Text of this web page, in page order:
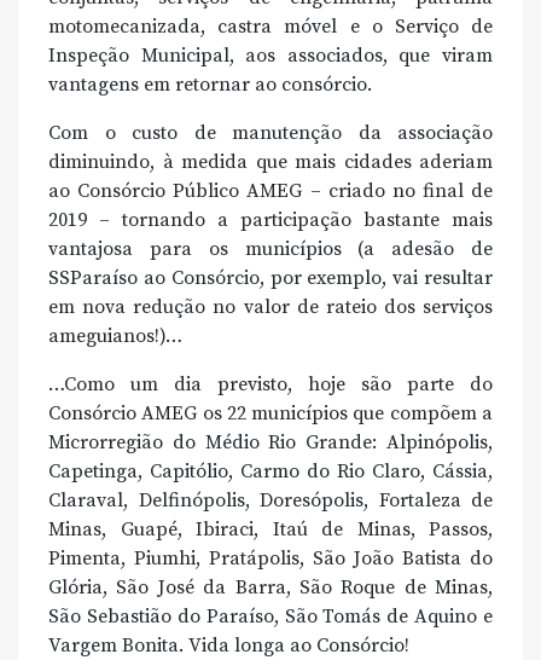
motomecanizada, castra móvel e o Serviço de
Inspeção Municipal, aos associados, que viram
vantagens em retornar ao consórcio.
Com o custo de manutenção da associação
diminuindo, à medida que mais cidades aderiam
ao Consórcio Público AMEG – criado no final de
2019 – tornando a participação bastante mais
vantajosa para os municípios (a adesão de
SSParaíso ao Consórcio, por exemplo, vai resultar
em nova redução no valor de rateio dos serviços
ameguianos!)…
…Como um dia previsto, hoje são parte do
Consórcio AMEG os 22 municípios que compõem a
Microrregião do Médio Rio Grande: Alpinópolis,
Capetinga, Capitólio, Carmo do Rio Claro, Cássia,
Claraval, Delfinópolis, Doresópolis, Fortaleza de
Minas, Guapé, Ibiraci, Itaú de Minas, Passos,
Pimenta, Piumhi, Pratápolis, São João Batista do
Glória, São José da Barra, São Roque de Minas,
São Sebastião do Paraíso, São Tomás de Aquino e
Vargem Bonita. Vida longa ao Consórcio!